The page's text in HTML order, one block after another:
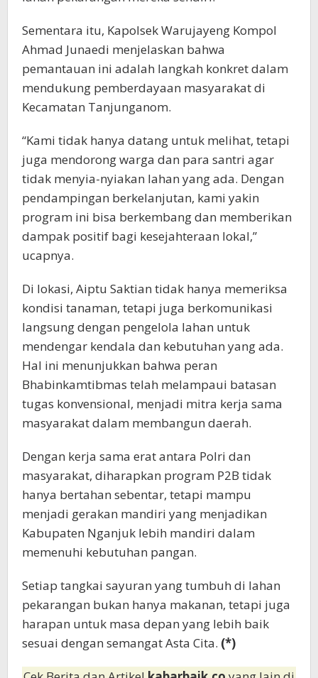
Sementara itu, Kapolsek Warujayeng Kompol
Ahmad Junaedi menjelaskan bahwa
pemantauan ini adalah langkah konkret dalam
mendukung pemberdayaan masyarakat di
Kecamatan Tanjunganom.
“Kami tidak hanya datang untuk melihat, tetapi
juga mendorong warga dan para santri agar
tidak menyia-nyiakan lahan yang ada. Dengan
pendampingan berkelanjutan, kami yakin
program ini bisa berkembang dan memberikan
dampak positif bagi kesejahteraan lokal,”
ucapnya.
Di lokasi, Aiptu Saktian tidak hanya memeriksa
kondisi tanaman, tetapi juga berkomunikasi
langsung dengan pengelola lahan untuk
mendengar kendala dan kebutuhan yang ada.
Hal ini menunjukkan bahwa peran
Bhabinkamtibmas telah melampaui batasan
tugas konvensional, menjadi mitra kerja sama
masyarakat dalam membangun daerah.
Dengan kerja sama erat antara Polri dan
masyarakat, diharapkan program P2B tidak
hanya bertahan sebentar, tetapi mampu
menjadi gerakan mandiri yang menjadikan
Kabupaten Nganjuk lebih mandiri dalam
memenuhi kebutuhan pangan.
Setiap tangkai sayuran yang tumbuh di lahan
pekarangan bukan hanya makanan, tetapi juga
harapan untuk masa depan yang lebih baik
sesuai dengan semangat Asta Cita. (*)